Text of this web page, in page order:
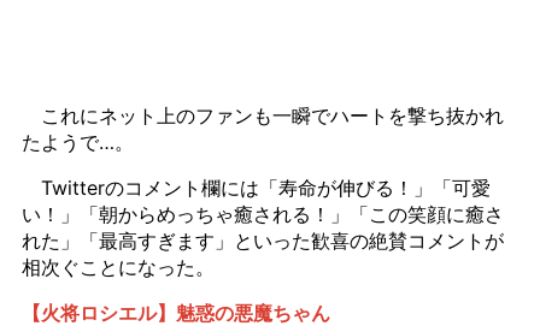
これにネット上のファンも一瞬でハートを撃ち抜かれ
たようで…。
Twitterのコメント欄には「寿命が伸びる！」「可愛
い！」「朝からめっちゃ癒される！」「この笑顔に癒さ
れた」「最高すぎます」といった歓喜の絶賛コメントが
相次ぐことになった。
【火将ロシエル】魅惑の悪魔ちゃん